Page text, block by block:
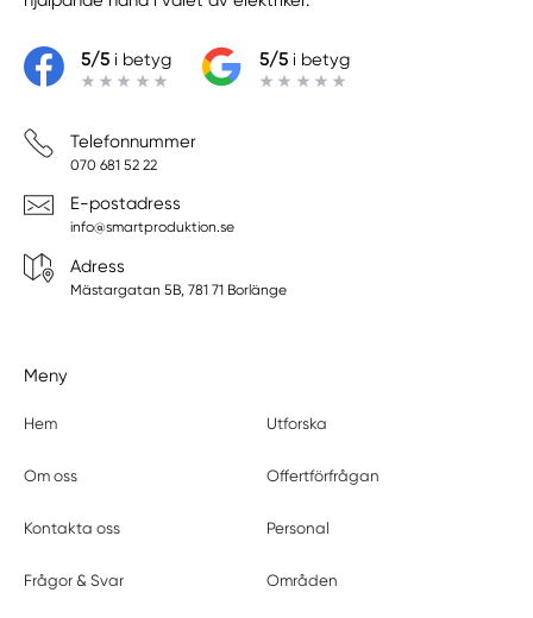
5/5i betyg 5/5i betyg
Telefonnummer
070 681 52 22
E-postadress
info@smartproduktion.se
Adress
Mästargatan 5B, 781 71 Borlänge
Meny
Hem Utforska
Om oss Offertförfrågan
Kontakta oss Personal
Frågor & Svar Områden